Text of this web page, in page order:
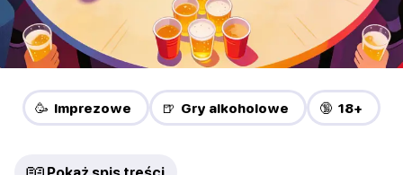
🥳 Imprezowe 🍺 Gry alkoholowe 🔞 18+